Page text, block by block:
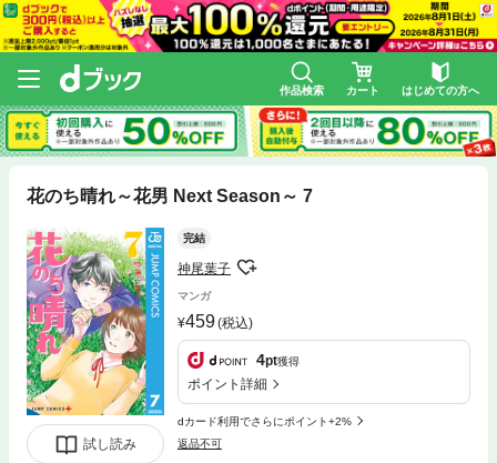
作品検索 カート はじめての方へ
花のち晴れ～花男 Next Season～ 7
試し読み
完結
神尾葉子
マンガ
459(税込)
4pt獲得
ポイント詳細
dカード利用でさらにポイント+2%
返品不可